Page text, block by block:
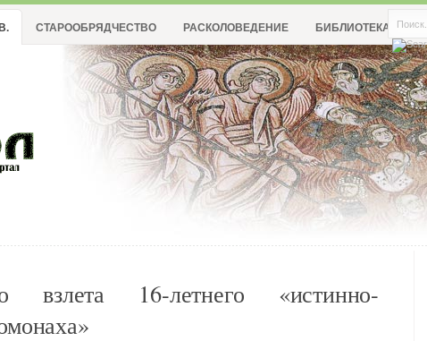
СТАРООБРЯДЧЕСТВО РАСКОЛОВЕДЕНИЕ БИБЛИОТЕКА
взлета 16-летнего «истинно-